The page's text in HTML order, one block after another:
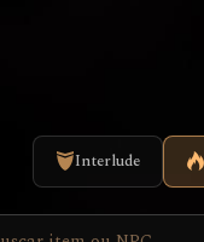
Interlude